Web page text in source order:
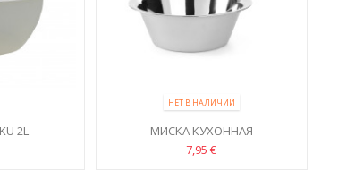
2L
НЕТ В НАЛИЧИИ
МИСКА КУХОННАЯ
7,95 €